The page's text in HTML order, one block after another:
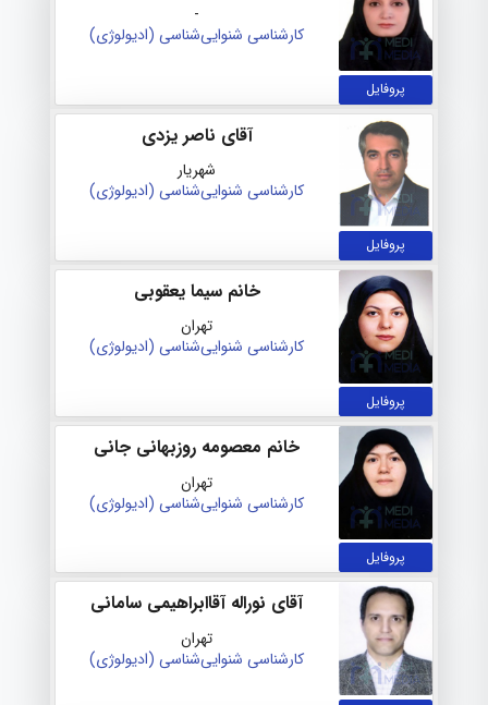
پروفایل
-
کارشناسی شنوایی‌شناسی (ادیولوژی)
پروفایل
آقای ناصر یزدی
شهریار
کارشناسی شنوایی‌شناسی (ادیولوژی)
پروفایل
خانم سیما یعقوبی
تهران
کارشناسی شنوایی‌شناسی (ادیولوژی)
پروفایل
خانم معصومه روزبهانی جانی
تهران
کارشناسی شنوایی‌شناسی (ادیولوژی)
آقای نوراله آقاابراهیمی سامانی
تهران
کارشناسی شنوایی‌شناسی (ادیولوژی)